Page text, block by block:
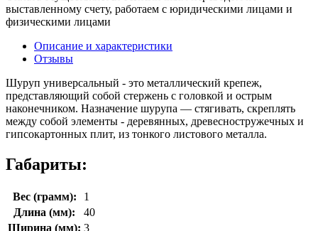
выставленному счету, работаем с юридическими лицами и
физическими лицами
Описание и характеристики
Отзывы
Шуруп универсальный - это металлический крепеж,
представляющий собой стержень с головкой и острым
наконечником. Назначение шурупа — стягивать, скреплять
между собой элементы - деревянных, древесностружечных и
гипсокартонных плит, из тонкого листового металла.
Габариты:
Вес (грамм):
1
Длина (мм):
40
Ширина (мм): 3